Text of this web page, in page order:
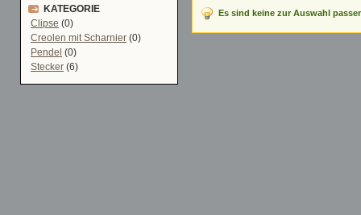
Es sind keine zur Auswahl
KATEGORIE
Clipse (0)
Creolen mit Scharnier (0)
Pendel (0)
Stecker (6)